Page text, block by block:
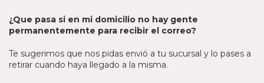
¿Que pasa si en mi domicilio no hay gente
permanentemente para recibir el correo?
Te sugerimos que nos pidas envió a tu sucursal y lo pases a
retirar cuando haya llegado a la misma.